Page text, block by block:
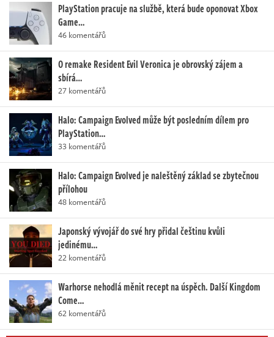
PlayStation pracuje na službě, která bude oponovat Xbox
Game…
46 komentářů
O remake Resident Evil Veronica je obrovský zájem a
sbírá…
27 komentářů
Halo: Campaign Evolved může být posledním dílem pro
PlayStation…
33 komentářů
Halo: Campaign Evolved je naleštěný základ se zbytečnou
přílohou
48 komentářů
Japonský vývojář do své hry přidal češtinu kvůli
jedinému…
22 komentářů
Warhorse nehodlá měnit recept na úspěch. Další Kingdom
Come…
62 komentářů